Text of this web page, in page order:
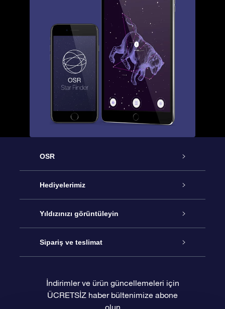
OSR
Hizmet
İletişim
Blogu
Değerlendirmeler
Hediyelerimiz
Çevrimiçi Yıldız Hediyesi
OSR Hediye Paketi
OSR Hediye Kartı
Yıldızınızı görüntüleyin
Star Register
Kişiselleştirilmiş Yıldız Sayfası
Sipariş ve teslimat
Ödeme bilgileri
İndirimler ve ürün güncellemeleri için
ÜCRETSİZ haber bültenimize abone
olun